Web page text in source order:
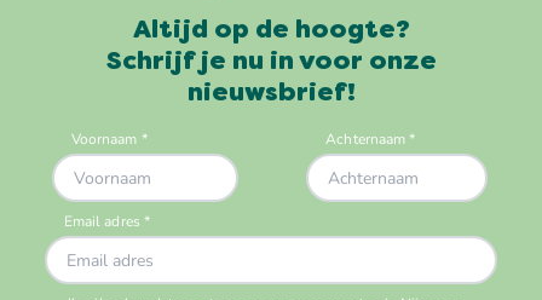
Altijd op de hoogte?
Schrijf je nu in voor onze
nieuwsbrief!